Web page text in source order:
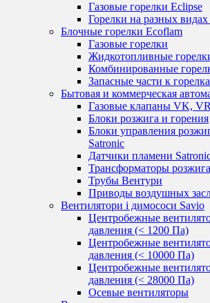
Газовые горелки Eclipse
Горелки на разных
Блочные горелки Ecoflam
Газовые горелки
Жидкотопливные
Комбинированные
Запасные части к
Бытовая и коммерческая
Газовые клапаны VK,
Блоки розжига и горения
Блоки управления
Satronic
Датчики пламени
Трансформаторы
Трубы Вентури
Приводы воздушных
Вентилятори і димососи Savio
Центробежные
давления (< 1200 Па)
Центробежные
давления (< 10000 Па)
Центробежные
давления (< 28000 Па)
Осевые вентиляторы